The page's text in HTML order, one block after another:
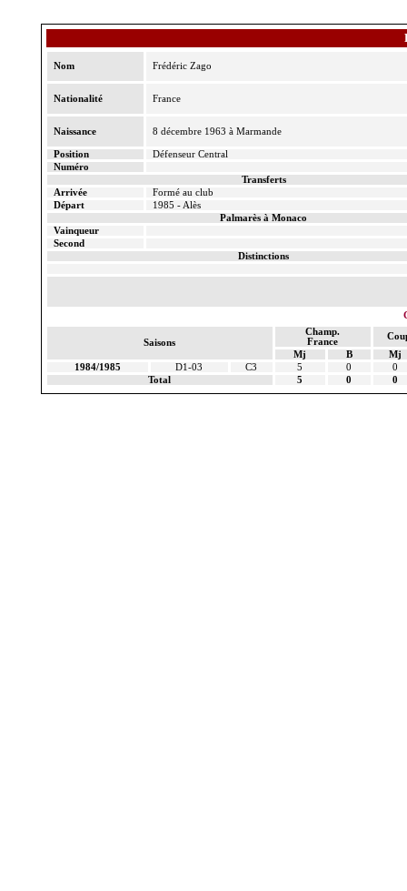
Nom Frédéric Zago
Nationalité France
Naissance 8 décembre 1963 à Marmande
Position
Défenseur Central
Numéro
Transferts
Arrivée
Formé au club
Départ
1985 - Alès
Palmarès à Monaco
Vainqueur
Second
Distinctions
Saisons
Champ.
France
Mj
B
Mj
1984/1985
D1-03 C3 5 0
0
Total
5 0 0